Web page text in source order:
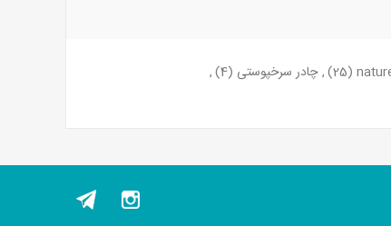
(25)
, چادر سرخپوستی (4)
,